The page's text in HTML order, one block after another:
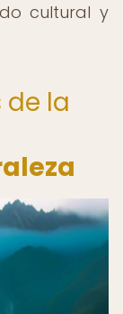
cultural y
la